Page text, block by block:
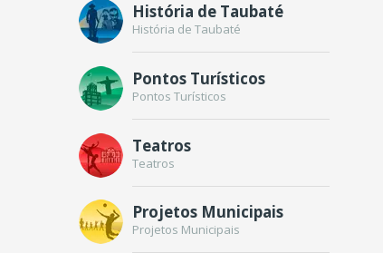
História de Taubaté
História de Taubaté
Pontos Turísticos
Pontos Turísticos
Teatros
Teatros
Projetos Municipais
Projetos Municipais